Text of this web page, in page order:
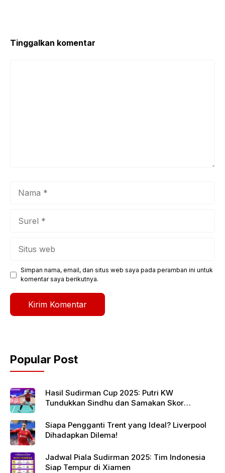
k
Tinggalkan komentar
Simpan nama, email, dan situs web saya pada peramban ini untuk
komentar saya berikutnya.
Popular Post
Hasil Sudirman Cup 2025: Putri KW
Tundukkan Sindhu dan Samakan Skor
Siapa Pengganti Trent yang Ideal? Liverpool
Dihadapkan Dilema!
Jadwal Piala Sudirman 2025: Tim Indonesia
Siap Tempur di Xiamen